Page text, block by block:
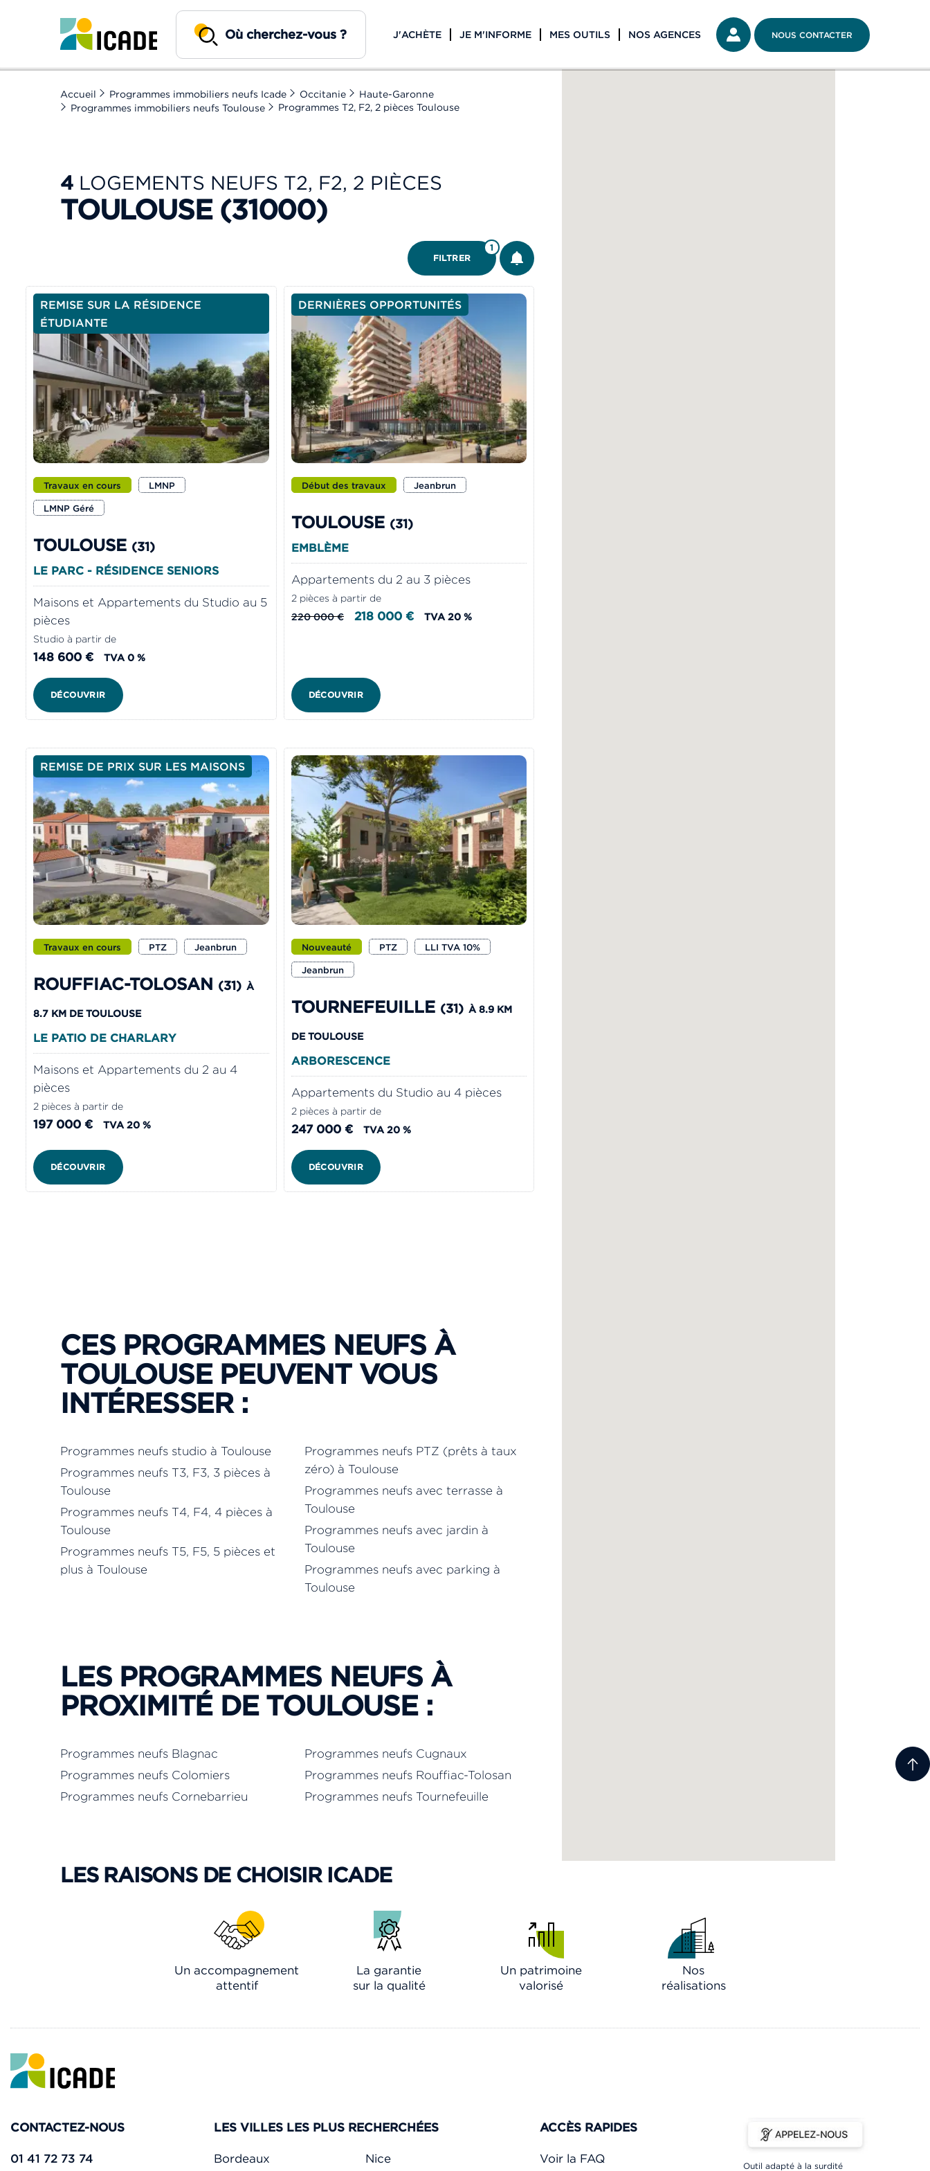
J'ACHÈTE JE M'INFORME MES OUTILS NOS AGENCES NOUS CONTACTER
Accueil Programmes immobiliers neufs Icade Occitanie
Haute-Garonne
Programmes immobiliers neufs Toulouse
Programmes T2, F2, 2 pièces Toulouse
4 LOGEMENTS NEUFS T2, F2, 2 PIÈCES
TOULOUSE (31000)
FILTRER
1
ÊTRE ALERTÉ
REMISE SUR LA RÉSIDENCE
ÉTUDIANTE
Travaux en cours
LMNP
LMNP Géré
TOULOUSE (31)
LE PARC - RÉSIDENCE SENIORS
Maisons et Appartements du Studio au 5
pièces
Studio à partir de
148 600 € TVA 0 %
DÉCOUVRIR
DERNIÈRES OPPORTUNITÉS
Début des travaux Jeanbrun
TOULOUSE (31)
EMBLÈME
Appartements du 2 au 3 pièces
2 pièces à partir de
220 000 €
218 000 € TVA 20 %
DÉCOUVRIR
REMISE DE PRIX SUR LES MAISONS
Travaux en cours PTZ Jeanbrun
ROUFFIAC-TOLOSAN (31) À
8.7 KM DE TOULOUSE
LE PATIO DE CHARLARY
Maisons et Appartements du 2 au 4
pièces
2 pièces à partir de
197 000 € TVA 20 %
DÉCOUVRIR
Nouveauté PTZ
LLI TVA 10%
Jeanbrun
TOURNEFEUILLE (31) À 8.9 KM
DE TOULOUSE
ARBORESCENCE
Appartements du Studio au 4 pièces
2 pièces à partir de
247 000 € TVA 20 %
DÉCOUVRIR
CES PROGRAMMES NEUFS À
TOULOUSE PEUVENT VOUS
INTÉRESSER :
Programmes neufs studio à Toulouse
Programmes neufs T3, F3, 3 pièces à
Toulouse
Programmes neufs T4, F4, 4 pièces à
Toulouse
Programmes neufs T5, F5, 5 pièces et
plus à Toulouse
Programmes neufs PTZ (prêts à taux
zéro) à Toulouse
Programmes neufs avec terrasse à
Toulouse
Programmes neufs avec jardin à
Toulouse
Programmes neufs avec parking à
Toulouse
LES PROGRAMMES NEUFS À
PROXIMITÉ DE TOULOUSE :
Programmes neufs Blagnac
Programmes neufs Colomiers
Programmes neufs Cornebarrieu
Programmes neufs Cugnaux
Programmes neufs Rouffiac-Tolosan
Programmes neufs Tournefeuille
LES RAISONS DE CHOISIR ICADE
Un accompagnement
attentif
La garantie
sur la qualité
Un patrimoine
valorisé
Nos
réalisations
CONTACTEZ-NOUS
01 41 72 73 74
LES VILLES LES PLUS RECHERCHÉES
Bordeaux Nice
ACCÈS RAPIDES
Voir la FAQ
Outil adapté à la surdité